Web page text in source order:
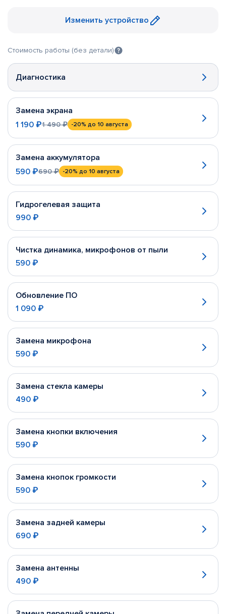
Изменить устройство
Стоимость работы (без детали)
Диагностика
Замена экрана
1 190 ₽1 490 ₽ -20% до 10 августа
Замена аккумулятора
590 ₽690 ₽ -20% до 10 августа
Гидрогелевая защита
990 ₽
Чистка динамика, микрофонов от пыли
590 ₽
Обновление ПО
1 090 ₽
Замена микрофона
590 ₽
Замена стекла камеры
490 ₽
Замена кнопки включения
590 ₽
Замена кнопок громкости
590 ₽
Замена задней камеры
690 ₽
Замена антенны
490 ₽